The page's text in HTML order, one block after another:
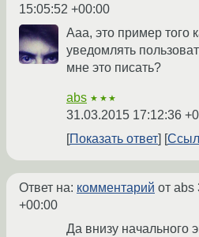
15:05:52 +00:00
Ааа, это пример того
уведомлять
мне это писать?
abs ★★★
31.03.2015 17:12:36
Показать ответ
Ответ на: комментарий от abs
+00:00
Да внизу начального